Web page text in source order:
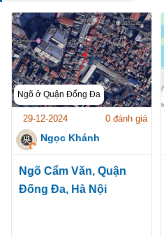
Ngõ ở Quận Đống Đa
29-12-2024 0 đánh giá
Ngọc Khánh
Ngõ Cẩm Văn, Quận
Đống Đa, Hà Nội